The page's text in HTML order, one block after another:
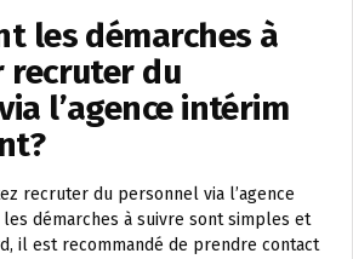
les démarches à
recruter du
l’agence intérim
recruter du personnel via l’agence
démarches à suivre sont simples et
il est recommandé de prendre contact